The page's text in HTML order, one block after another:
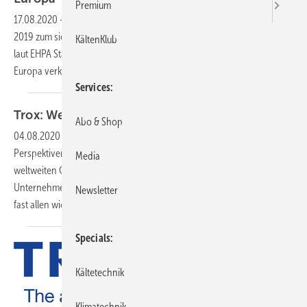
17.08.2020 -
2019 zum siebten Jahr in Folge ein gesundes Wachstum. So wurden
laut EHPA Statistik bis Ende 2019 fast 1,5 Millionen Wärmepumpen in
Europa verkauft.
Trox: Weiter auf
04.08.2020
Perspektiven für die zukünftige Entwicklung sind trotz der derzeitigen
weltweiten Corona-Krise mittelfristig vielversprechend, so das
Unternehmen. In einem Marktumfeld mit schwächerem Wachstum in
fast allen wichtigen Volkswirtschaften,
Premium
KältenKlub
Services
Abo & Shop
Media
Newsletter
Specials
Kältetechnik